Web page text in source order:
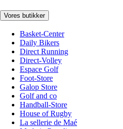
Vores butikker
Basket-Center
Daily Bikers
Direct Running
Direct-Volley
Espace Golf
Foot-Store
Galop Store
Golf and co
Handball-Store
House of Rugby
La sellerie de Maé